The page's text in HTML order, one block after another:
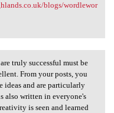
blogs/wordlewor
are truly
truly successful must be
From your posts, you
ideas and are particularly
also written in everyone's
is seen and learned